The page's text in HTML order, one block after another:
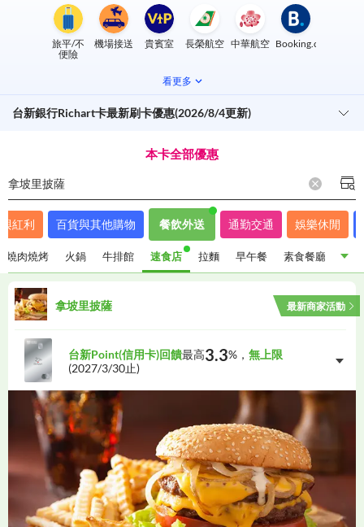
旅平/不
便險
機場接送 貴賓室 長榮航空 中華航空 Booking.com
看更多
台新銀行Richart卡最新刷卡優惠(2026/8/4更新)
本卡全部優惠
拿坡里披薩
紅利 百貨與其他購物 餐飲外送 通勤交通 娛樂休閒
外送 5星飯店餐廳
燒肉燒烤 早午餐
素食餐廳 韓式料理 泰式料理 日式料理
義大利餐廳 米其林美食
酒吧居酒屋
燒肉燒烤 火鍋 牛排館 速食店 拉麵 早午餐 素食餐廳 韓
拿坡里披薩 最新商家活動
台新Point(信用卡)回饋最高3.3%， 無上限
(2027/3/30止)